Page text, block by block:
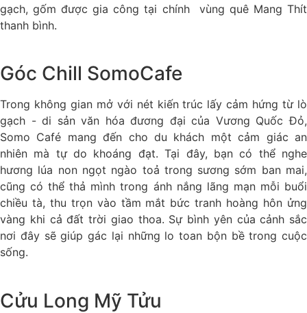
gạch, gốm được gia công tại chính vùng quê Mang Thít
thanh bình.
Góc Chill SomoCafe
Trong không gian mở với nét kiến trúc lấy cảm hứng từ lò
gạch - di sản văn hóa đương đại của Vương Quốc Đỏ,
Somo Café mang đến cho du khách một cảm giác an
nhiên mà tự do khoáng đạt. Tại đây, bạn có thể nghe
hương lúa non ngọt ngào toả trong sương sớm ban mai,
cũng có thể thả mình trong ánh nắng lãng mạn mỗi buổi
chiều tà, thu trọn vào tầm mắt bức tranh hoàng hôn ửng
vàng khi cả đất trời giao thoa. Sự bình yên của cảnh sắc
nơi đây sẽ giúp gác lại những lo toan bộn bề trong cuộc
sống.
Cửu Long Mỹ Tửu